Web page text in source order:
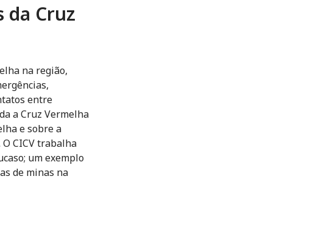
da Cruz
na região,
entre
a Cruz Vermelha
e sobre a
CICV trabalha
um exemplo
de minas na